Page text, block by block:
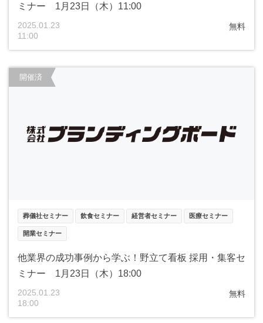
ミナー 1月23日（木）11:00
2025.01.23
11:00
無料
開催済
葬儀社セミナー 飲食セミナー 経営者セミナー 医療セミナー
開業セミナー
他業界の成功事例から学ぶ！野立て看板 採用・集客セ
ミナー 1月23日（木）18:00
2025.01.23
18:00
無料